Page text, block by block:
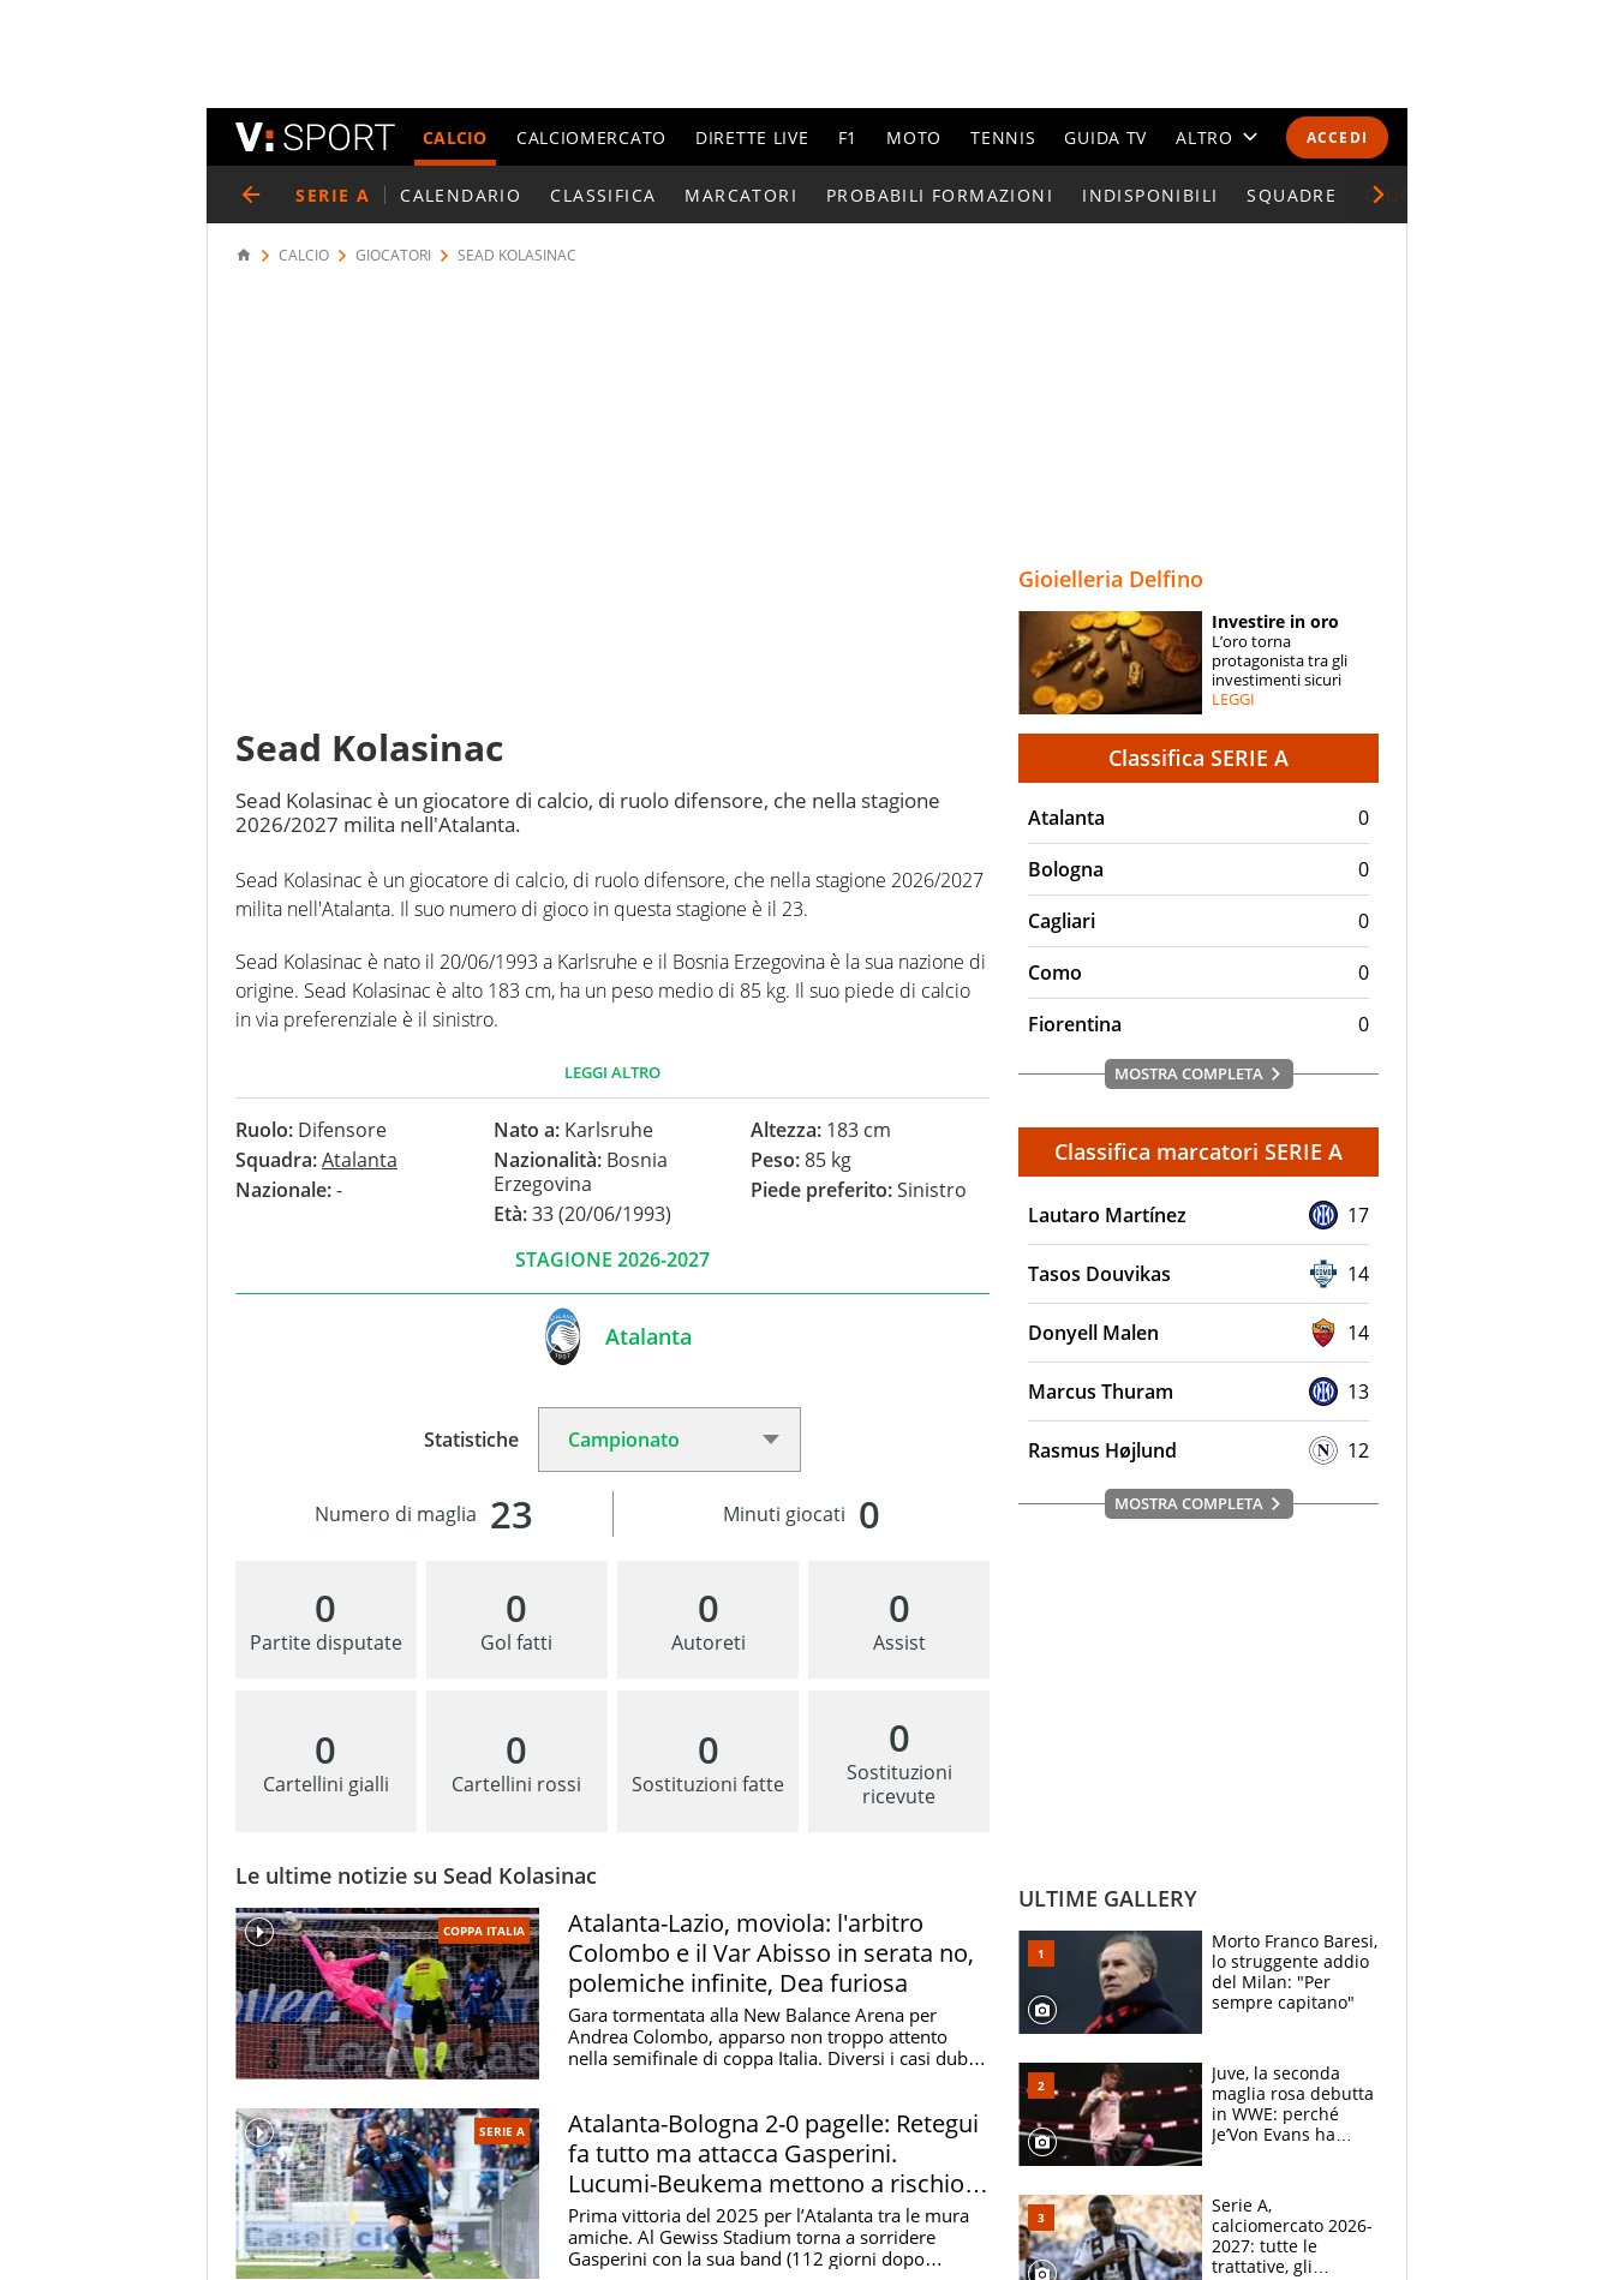
ACCEDI
CALCIO CALCIOMERCATO DIRETTE LIVE F1 MOTO TENNIS GUIDA TV ALTRO
CALENDARI E CLASSIFICHE
ESPERTI
CONTATTI
SERIE A CALENDARIO CLASSIFICA MARCATORI PROBABILI FORMAZIONI INDISPONIBILI SQUADRE GIOCATORI SERIE A
CALCIO GIOCATORI SEAD KOLASINAC
Sead Kolasinac
Sead Kolasinac è un giocatore di calcio, di ruolo difensore, che nella stagione
2026/2027 milita nell'Atalanta.
Sead Kolasinac è un giocatore di calcio, di ruolo difensore, che nella stagione 2026/2027
milita nell'Atalanta. Il suo numero di gioco in questa stagione è il 23.
Sead Kolasinac è nato il 20/06/1993 a Karlsruhe e il Bosnia Erzegovina è la sua nazione di
origine. Sead Kolasinac è alto 183 cm, ha un peso medio di 85 kg. Il suo piede di calcio
in via preferenziale è il sinistro.
In questa stagione ha disputato nel campionato Serie A 0 partite e non ha segnato
nessun gol.
LEGGI ALTRO
Ruolo: Difensore
Squadra:Atalanta
Nazionale:-
Nato a:Karlsruhe
Nazionalità:Bosnia
Erzegovina
Età:33 (20/06/1993)
Altezza: 183 cm
Peso:85 kg
Piede preferito:Sinistro
STAGIONE 2026-2027
Atalanta
Statistiche
23
Numero di maglia 0
Minuti giocati
0
Partite disputate
0
Gol fatti
0
Autoreti
0
Assist
0
Cartellini gialli
0
Cartellini rossi
0
Sostituzioni fatte
0
Sostituzioni
ricevute
Le ultime notizie su Sead Kolasinac
COPPA ITALIA
Atalanta-Lazio, moviola: l'arbitro
Colombo e il Var Abisso in serata no,
polemiche infinite, Dea furiosa
Gara tormentata alla New Balance Arena per
Andrea Colombo, apparso non troppo attento
nella semifinale di coppa Italia. Diversi i casi dubbi,
SERIE A
Atalanta-Bologna 2-0 pagelle: Retegui
fa tutto ma attacca Gasperini.
Lucumi-Beukema mettono a rischio la
Champions
Prima vittoria del 2025 per l’Atalanta tra le mura
amiche. Al Gewiss Stadium torna a sorridere
Gasperini con la sua band (112 giorni dopo
Gioielleria Delfino
Investire in oro
L’oro torna
protagonista tra gli
investimenti sicuri
LEGGI
Classifica SERIE A
Atalanta
0
Bologna
0
Cagliari
0
Como
0
Fiorentina
0
MOSTRA COMPLETA
Classifica marcatori SERIE A
Lautaro Martínez 17
Tasos Douvikas 14
Donyell Malen 14
Marcus Thuram 13
Rasmus Højlund 12
MOSTRA COMPLETA
ULTIME GALLERY
Morto Franco Baresi,
lo struggente addio
del Milan: "Per
sempre capitano"
Juve, la seconda
maglia rosa debutta
in WWE: perché
Je’Von Evans ha
Serie A,
calciomercato 2026-
2027: tutte le
trattative, gli